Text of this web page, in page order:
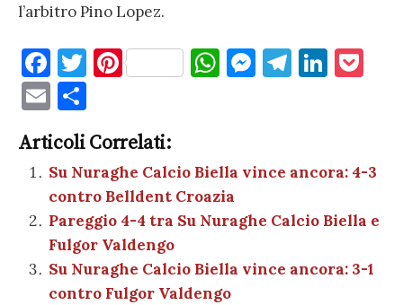
l’arbitro Pino Lopez.
F
a
c
e
b
o
o
k
T
te
r
Pi
es
t
W
A
p
p
M
g
er
T
a
m
Li
dI
n
et
E
m
ai
l
n
di
vi
di
Articoli Correlati:
Su Nuraghe Calcio Biella vince ancora: 4-3
contro Belldent Croazia
Pareggio 4-4 tra Su Nuraghe Calcio Biella e
Fulgor Valdengo
Su Nuraghe Calcio Biella vince ancora: 3-1
contro Fulgor Valdengo